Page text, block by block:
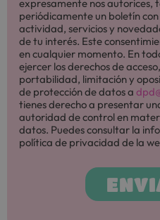
expresamente nos autorices,
periódicamente un boletín
actividad, servicios y
de tu interés. Este
en cualquier momento. En
ejercer los derechos de
portabilidad, limitación y
de protección de datos a
tienes derecho a presentar
autoridad de control en
datos. Puedes consultar la
política de privacidad de la